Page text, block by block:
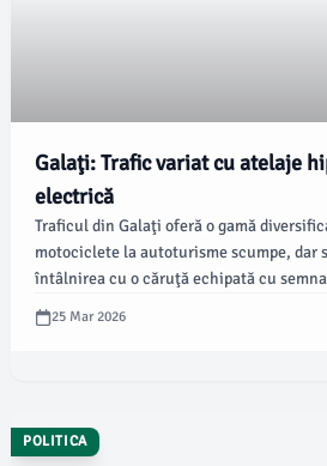
Galaţi: Trafic variat cu atelaje
electrică
Traficul din Galaţi oferă o gamă
motociclete la autoturisme scumpe, dar
întâlnirea cu o căruţă echipată cu
întâlnire inedită reflectă o adaptare
siguranţă rutieră.
25 Mar 2026
POLITICA